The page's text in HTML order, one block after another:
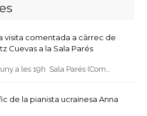
visita comentada a càrrec de
Cuevas a la Sala Parés
a les 19h Sala Parés (Com…
de la pianista ucraïnesa Anna